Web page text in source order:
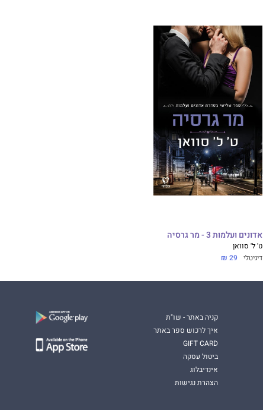
אדונים ועלמות 3 - מר גרסיה
ט' ל' סוואן
דיגיטלי 29 ₪
קניה באתר - שו"ת
איך לרכוש ספר באתר
GIFT CARD
ביטול עסקה
אינדיבלוג
הצהרת נגישות